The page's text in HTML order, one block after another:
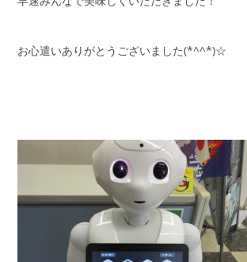
お心遣いありがとうございました(*^^*)☆